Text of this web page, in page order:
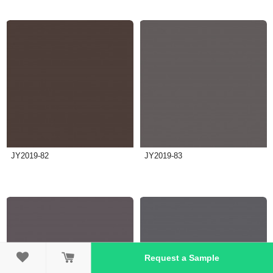
 Request a Sample
JY2019-82 JY2019-83